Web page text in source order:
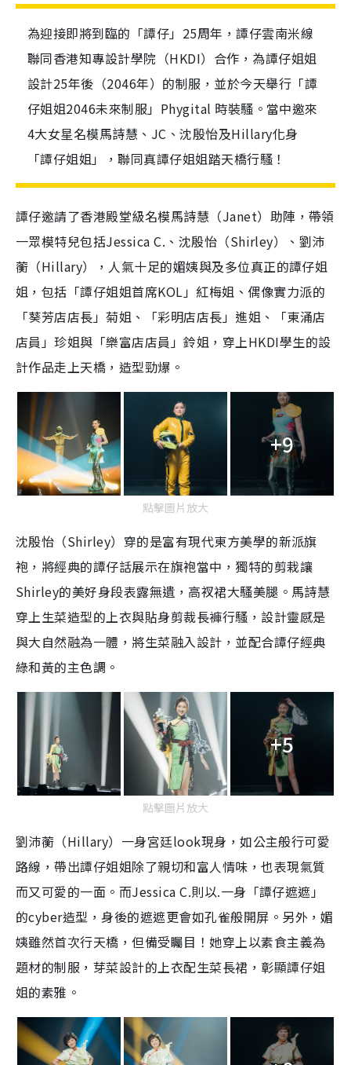
為迎接即將到臨的「譚仔」25周年，譚仔雲南米線
聯同香港知專設計學院（HKDI）合作，為譚仔姐姐
設計25年後（2046年）的制服，並於今天舉行「譚
仔姐姐2046未來制服」Phygital 時裝騷。當中邀來
4大女星名模馬詩慧、JC、沈殷怡及Hillary化身
「譚仔姐姐」，聯同真譚仔姐姐踏天橋行騷！
譚仔邀請了香港殿堂級名模馬詩慧（Janet）助陣，帶領
一眾模特兒包括Jessica C.、沈殷怡（Shirley）、劉沛
蘅（Hillary），人氣十足的媚姨與及多位真正的譚仔姐
姐，包括「譚仔姐姐首席KOL」紅梅姐、偶像實力派的
「葵芳店店長」菊姐、「彩明店店長」進姐、「東涌店
店員」珍姐與「樂富店店員」鈴姐，穿上HKDI學生的設
計作品走上天橋，造型勁爆。
+9
點擊圖片放大
沈殷怡（Shirley）穿的是富有現代東方美學的新派旗
袍，將經典的譚仔話展示在旗袍當中，獨特的剪栽讓
Shirley的美好身段表露無遺，高衩裙大騷美腿。馬詩慧
穿上生菜造型的上衣與貼身剪裁長褲行騷，設計靈感是
與大自然融為一體，將生菜融入設計，並配合譚仔經典
綠和黃的主色調。
+5
點擊圖片放大
劉沛蘅（Hillary）一身宮廷look現身，如公主般行可愛
路線，帶出譚仔姐姐除了親切和富人情味，也表現氣質
而又可愛的一面。而Jessica C.則以.一身「譚仔遮遮」
的cyber造型，身後的遮遮更會如孔雀般開屏。另外，媚
姨雖然首次行天橋，但備受矚目！她穿上以素食主義為
題材的制服，芽菜設計的上衣配生菜長裙，彰顯譚仔姐
姐的素雅。